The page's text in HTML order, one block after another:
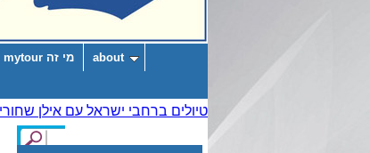
מי זה mytour about